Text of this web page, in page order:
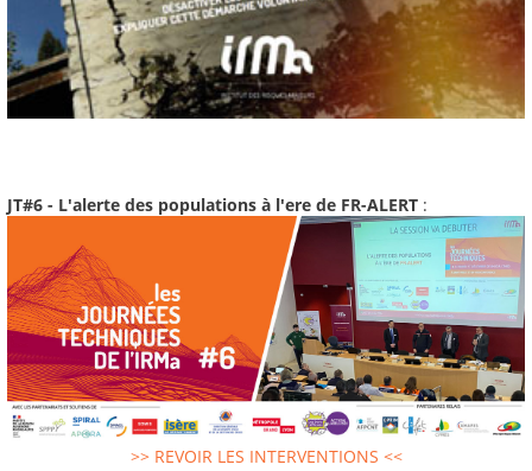
JT#6 - L'alerte des populations à l'ere de FR-ALERT :
>> REVOIR LES INTERVENTIONS <<